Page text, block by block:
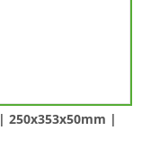
250x353x50mm |